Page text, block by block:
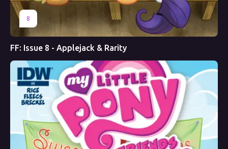
8
FF: Issue 8 - Applejack & Rarity